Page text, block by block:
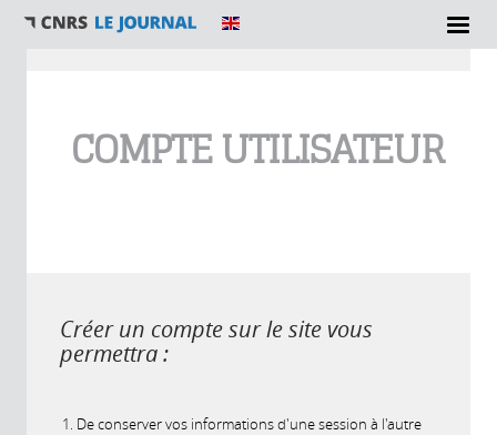
COMPTE UTILISATEUR
Créer un compte sur le site vous
permettra :
De conserver vos informations d'une session à l'autre